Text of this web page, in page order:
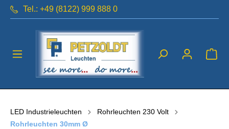
Tel.: +49 (8122) 999 888 0
LED Industrieleuchten
Rohrleuchten 230 Volt
Rohrleuchten 30mm Ø